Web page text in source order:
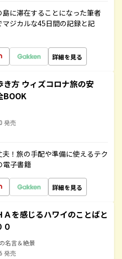
に滞在することになった筆者
ジカルな45日間の記録と記
詳細を見る
き方 ウィズコロナ旅の安
BOOK
発売
！旅の手配や準備に使えるテク
電子書籍
詳細を見る
Ａを感じるハワイのことばと
０
名言＆絶景
発売